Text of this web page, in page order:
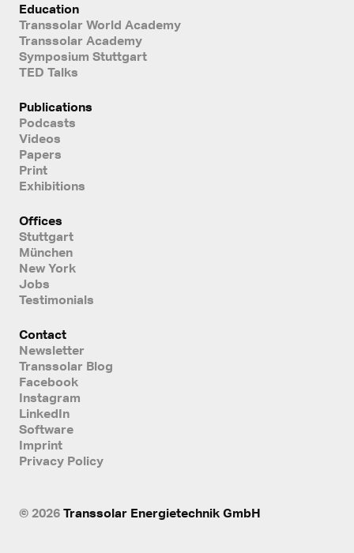
Education
Transsolar World Academy
Transsolar Academy
Symposium Stuttgart
TED Talks
Publications
Podcasts
Videos
Papers
Print
Exhibitions
Offices
Stuttgart
München
New York
Jobs
Testimonials
Contact
Newsletter
Transsolar Blog
Facebook
Instagram
LinkedIn
Software
Imprint
Privacy Policy
© 2026 Transsolar Energietechnik GmbH